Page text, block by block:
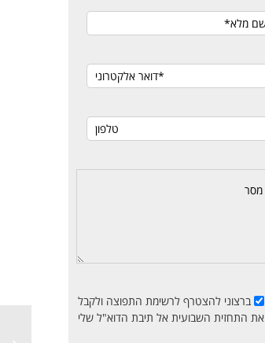
ברצוני להצטרף לרשימת התפוצה ולקבל
את התחזית השבועית אל תיבת הדוא"ל שלי